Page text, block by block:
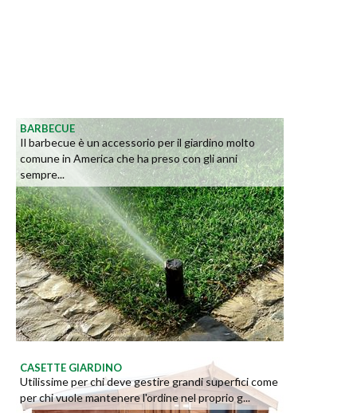
BARBECUE
Il barbecue è un accessorio per il giardino molto
comune in America che ha preso con gli anni
sempre...
CASETTE GIARDINO
Utilissime per chi deve gestire grandi superfici come
per chi vuole mantenere l'ordine nel proprio g...